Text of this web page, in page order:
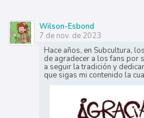
Wilson-Esbond
7 de nov. de 2023
Hace años, en Subcultura,
de agradecer a los fans por
a seguir la tradición y
que sigas mi contenido la